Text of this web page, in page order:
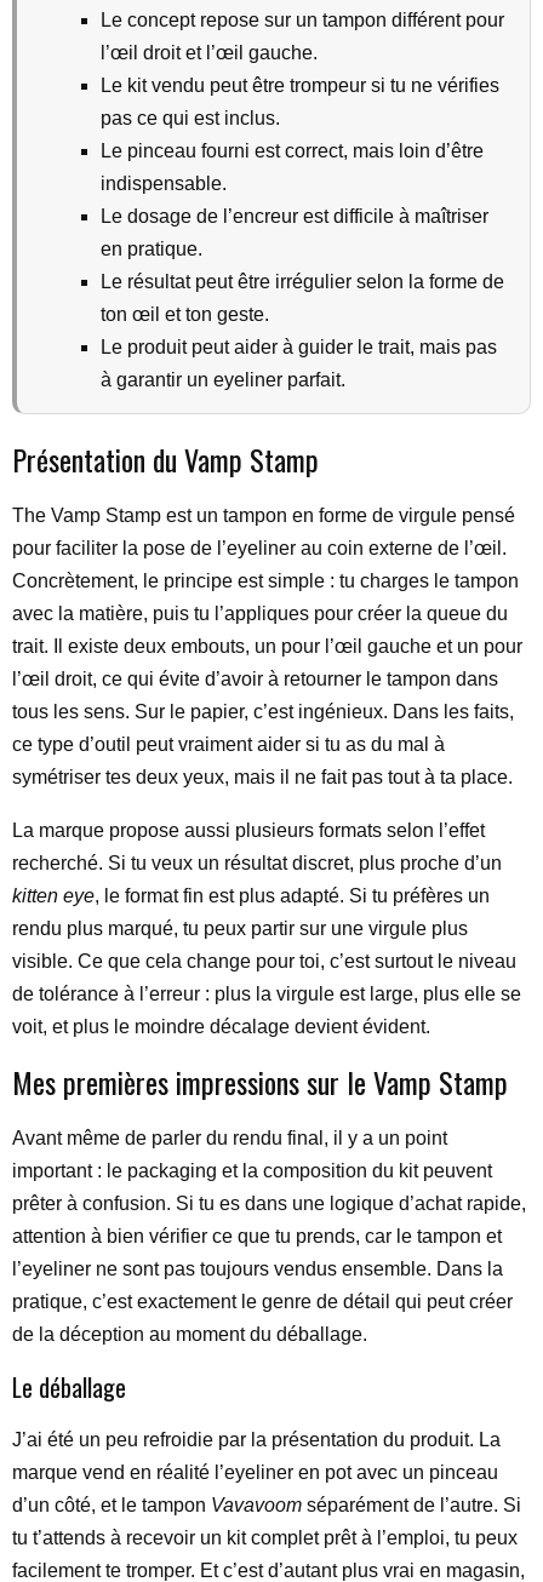
Le concept repose sur un tampon différent pour
l’œil droit et l’œil gauche.
Le kit vendu peut être trompeur si tu ne vérifies
pas ce qui est inclus.
Le pinceau fourni est correct, mais loin d’être
indispensable.
Le dosage de l’encreur est difficile à maîtriser
en pratique.
Le résultat peut être irrégulier selon la forme de
ton œil et ton geste.
Le produit peut aider à guider le trait, mais pas
à garantir un eyeliner parfait.
Présentation du Vamp Stamp
The Vamp Stamp est un tampon en forme de virgule pensé
pour faciliter la pose de l’eyeliner au coin externe de l’œil.
Concrètement, le principe est simple : tu charges le tampon
avec la matière, puis tu l’appliques pour créer la queue du
trait. Il existe deux embouts, un pour l’œil gauche et un pour
l’œil droit, ce qui évite d’avoir à retourner le tampon dans
tous les sens. Sur le papier, c’est ingénieux. Dans les faits,
ce type d’outil peut vraiment aider si tu as du mal à
symétriser tes deux yeux, mais il ne fait pas tout à ta place.
La marque propose aussi plusieurs formats selon l’effet
recherché. Si tu veux un résultat discret, plus proche d’un
kitten eye, le format fin est plus adapté. Si tu préfères un
rendu plus marqué, tu peux partir sur une virgule plus
visible. Ce que cela change pour toi, c’est surtout le niveau
de tolérance à l’erreur : plus la virgule est large, plus elle se
voit, et plus le moindre décalage devient évident.
Mes premières impressions sur le Vamp Stamp
Avant même de parler du rendu final, il y a un point
important : le packaging et la composition du kit peuvent
prêter à confusion. Si tu es dans une logique d’achat rapide,
attention à bien vérifier ce que tu prends, car le tampon et
l’eyeliner ne sont pas toujours vendus ensemble. Dans la
pratique, c’est exactement le genre de détail qui peut créer
de la déception au moment du déballage.
Le déballage
J’ai été un peu refroidie par la présentation du produit. La
marque vend en réalité l’eyeliner en pot avec un pinceau
d’un côté, et le tampon Vavavoom séparément de l’autre. Si
tu t’attends à recevoir un kit complet prêt à l’emploi, tu peux
facilement te tromper. Et c’est d’autant plus vrai en magasin,